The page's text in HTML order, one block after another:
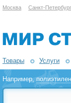
Москва Санкт-Петербург
Товары Услуги
Например,